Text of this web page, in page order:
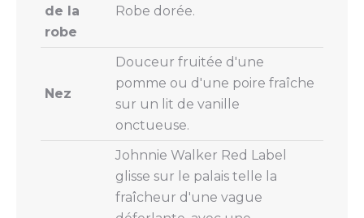
de la
robe
Robe dorée.
Nez
Douceur fruitée d'une
pomme ou d'une poire fraîche
sur un lit de vanille
onctueuse.
Johnnie Walker Red Label
glisse sur le palais telle la
fraîcheur d'une vague